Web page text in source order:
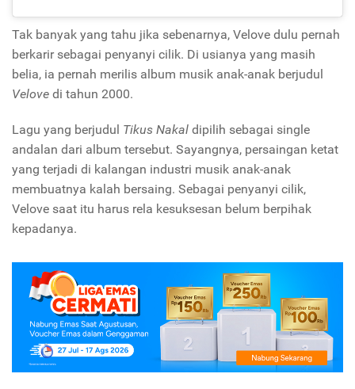
Tak banyak yang tahu jika sebenarnya, Velove dulu pernah
berkarir sebagai penyanyi cilik. Di usianya yang masih
belia, ia pernah merilis album musik anak-anak berjudul
Velove di tahun 2000.
Lagu yang berjudul Tikus Nakal dipilih sebagai single
andalan dari album tersebut. Sayangnya, persaingan ketat
yang terjadi di kalangan industri musik anak-anak
membuatnya kalah bersaing. Sebagai penyanyi cilik,
Velove saat itu harus rela kesuksesan belum berpihak
kepadanya.